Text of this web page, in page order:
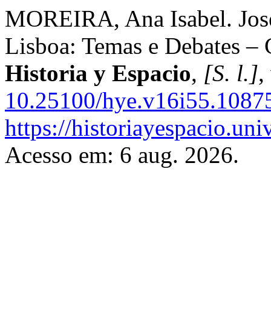
MOREIRA, Ana Isabel.
Lisboa: Temas e Debates
Historia y Espacio, [S. l.],
10.25100/
https://
Acesso em: 6 aug. 2026.